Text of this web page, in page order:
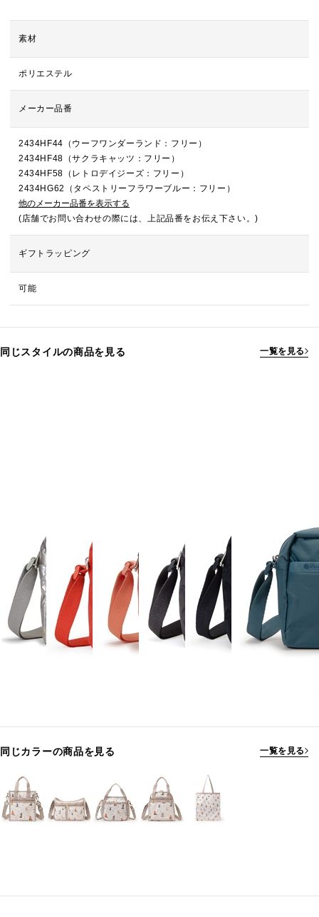
素材
ポリエステル
メーカー品番
2434HF44（ウーフワンダーランド：フリー）
2434HF48（サクラキャッツ：フリー）
2434HF58（レトロデイジーズ：フリー）
2434HG62（タペストリーフラワーブルー：フリー）
他のメーカー品番を表示する
(店舗でお問い合わせの際には、上記品番をお伝え下さい。)
ギフトラッピング
可能
同じスタイルの商品を見る 一覧を見る
同じカラーの商品を見る 一覧を見る